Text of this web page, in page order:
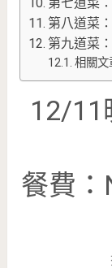
第八道菜
第九道菜
相關文
12/11
餐費：